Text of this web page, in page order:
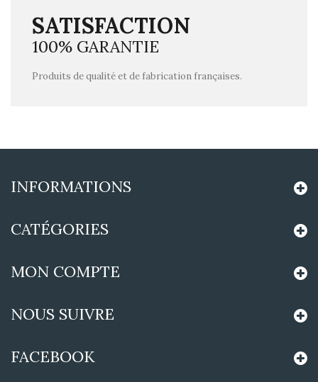
SATISFACTION
100% GARANTIE
Produits de qualité et de fabrication françaises.
INFORMATIONS
CATÉGORIES
MON COMPTE
NOUS SUIVRE
FACEBOOK